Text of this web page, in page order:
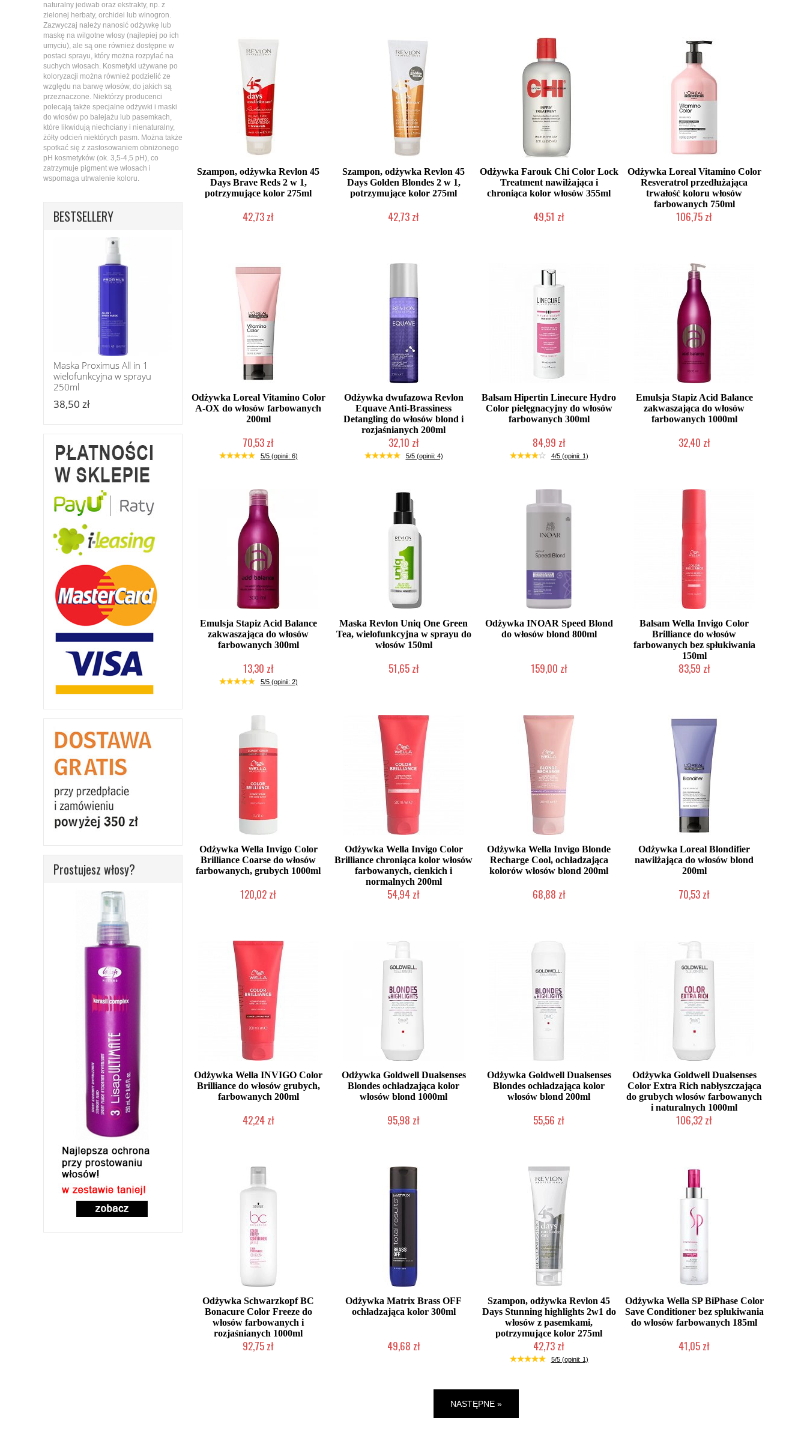
Szampon, odżywka Revlon 45
Days Brave Reds 2 w 1,
potrzymujące kolor 275ml
42,73 zł
Szampon, odżywka Revlon 45
Days Golden Blondes 2 w 1,
potrzymujące kolor 275ml
42,73 zł
Odżywka Farouk Chi Color Lock
Treatment nawilżająca i
chroniąca kolor włosów 355ml
49,51 zł
Odżywka Loreal Vitamino Color
Resveratrol przedłużająca
trwałość koloru włosów
farbowanych 750ml
106,75 zł
Odżywka Loreal Vitamino Color
A-OX do włosów farbowanych
200ml
70,53 zł
Duża ilość (wysyłka w 24h)
5/5 (opinii: 6)
Odżywka dwufazowa Revlon
Equave Anti-Brassiness
Detangling do włosów blond i
rozjaśnianych 200ml
32,10 zł
Duża ilość (wysyłka w 24h)
5/5 (opinii: 4)
Balsam Hipertin Linecure Hydro
Color pielęgnacyjny do włosów
farbowanych 300ml
84,99 zł
Duża ilość (wysyłka w 24h)
4/5 (opinii: 1)
Emulsja Stapiz Acid Balance
zakwaszająca do włosów
farbowanych 1000ml
32,40 zł
Emulsja Stapiz Acid Balance
zakwaszająca do włosów
farbowanych 300ml
13,30 zł
Duża ilość (wysyłka w 24h)
5/5 (opinii: 2)
Maska Revlon Uniq One Green
Tea, wielofunkcyjna w sprayu do
włosów 150ml
51,65 zł
Odżywka INOAR Speed Blond
do włosów blond 800ml
159,00 zł
Balsam Wella Invigo Color
Brilliance do włosów
farbowanych bez spłukiwania
150ml
83,59 zł
Odżywka Wella Invigo Color
Brilliance Coarse do włosów
farbowanych, grubych 1000ml
120,02 zł
Odżywka Wella Invigo Color
Brilliance chroniąca kolor włosów
farbowanych, cienkich i
normalnych 200ml
54,94 zł
Odżywka Wella Invigo Blonde
Recharge Cool, ochładzająca
kolorów włosów blond 200ml
68,88 zł
Odżywka Loreal Blondifier
nawilżająca do włosów blond
200ml
70,53 zł
Odżywka Wella INVIGO Color
Brilliance do włosów grubych,
farbowanych 200ml
42,24 zł
Odżywka Goldwell Dualsenses
Blondes ochładzająca kolor
włosów blond 1000ml
95,98 zł
Odżywka Goldwell Dualsenses
Blondes ochładzająca kolor
włosów blond 200ml
55,56 zł
Odżywka Goldwell Dualsenses
Color Extra Rich nabłyszczająca
do grubych włosów farbowanych
i naturalnych 1000ml
106,32 zł
Odżywka Schwarzkopf BC
Bonacure Color Freeze do
włosów farbowanych i
rozjaśnianych 1000ml
92,75 zł
Odżywka Matrix Brass OFF
ochładzająca kolor 300ml
49,68 zł
Szampon, odżywka Revlon 45
Days Stunning highlights 2w1 do
włosów z pasemkami,
potrzymujące kolor 275ml
42,73 zł
Duża ilość (wysyłka w 24h)
5/5 (opinii: 1)
Odżywka Wella SP BiPhase Color
Save Conditioner bez spłukiwania
do włosów farbowanych 185ml
41,05 zł
NASTĘPNE »
naturalny jedwab oraz ekstrakty, np. z
zielonej herbaty, orchidei lub winogron.
Zazwyczaj należy nanosić odżywkę lub
maskę na wilgotne włosy (najlepiej po ich
umyciu), ale są one również dostępne w
postaci sprayu, który można rozpylać na
suchych włosach. Kosmetyki używane po
koloryzacji można również podzielić ze
względu na barwę włosów, do jakich są
przeznaczone. Niektórzy producenci
polecają także specjalne odżywki i maski
do włosów po balejażu lub pasemkach,
które likwidują niechciany i nienaturalny,
żółty odcień niektórych pasm. Można także
spotkać się z zastosowaniem obniżonego
pH kosmetyków (ok. 3,5-4,5 pH), co
zatrzymuje pigment we włosach i
wspomaga utrwalenie koloru.
BESTSELLERY
Maska Proximus All in 1
wielofunkcyjna w sprayu
250ml
38,50 zł
Prostujesz włosy?